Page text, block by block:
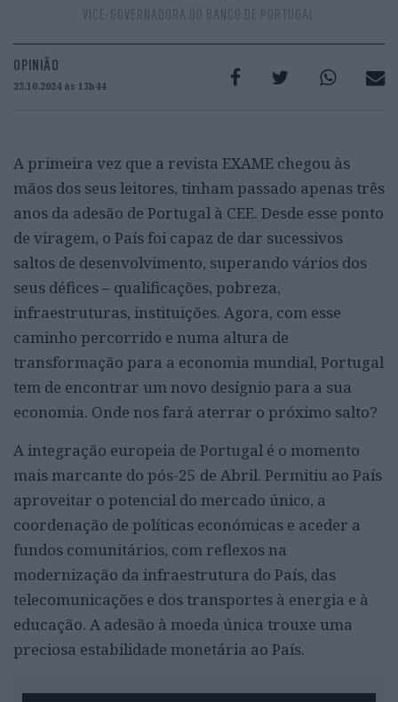
VICE-GOVERNADORA DO BANCO DE PORTUGAL
OPINIÃO
23.10.2024 às 13h44
A primeira vez que a revista EXAME chegou às
mãos dos seus leitores, tinham passado apenas três
anos da adesão de Portugal à CEE. Desde esse ponto
de viragem, o País foi capaz de dar sucessivos
saltos de desenvolvimento, superando vários dos
seus défices – qualificações, pobreza,
infraestruturas, instituições. Agora, com esse
caminho percorrido e numa altura de
transformação para a economia mundial, Portugal
tem de encontrar um novo desígnio para a sua
economia. Onde nos fará aterrar o próximo salto?
A integração europeia de Portugal é o momento
mais marcante do pós-25 de Abril. Permitiu ao País
aproveitar o potencial do mercado único, a
coordenação de políticas económicas e aceder a
fundos comunitários, com reflexos na
modernização da infraestrutura do País, das
telecomunicações e dos transportes à energia e à
educação. A adesão à moeda única trouxe uma
preciosa estabilidade monetária ao País.